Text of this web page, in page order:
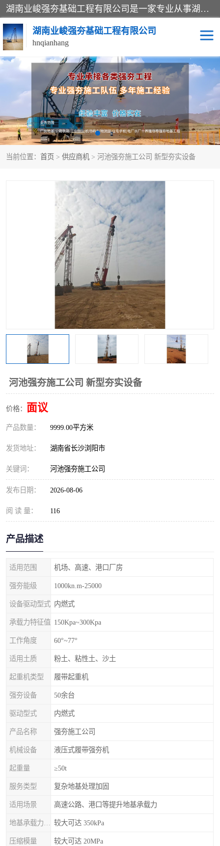
湖南业峻强夯基础工程有限公司是一家专业从事湖南强夯基础工程、强夯机租赁，地基处理的施工单位。业务覆盖：湖南、广东，江西等地。可承接1000KN.m-25000KN.m强夯（置换）工程。公司创始人是国内较早期从事强夯施工的建设者，经过多年的一步一个脚印的发展，在行业内具有较高的度和良好的口碑。
湖南业峻强夯基础工程有限公司
hnqianhang
当前位置： 首页 > 供应商机 > 河池强夯施工公司 新型夯实设备
河池强夯施工公司 新型夯实设备
价格： 面议
产品数量： 9999.00平方米
发货地址： 湖南省长沙浏阳市
关键词： 河池强夯施工公司
发布日期： 2026-08-06
阅 读 量： 116
产品描述
适用范围 机场、高速、港口厂房
强夯能级 1000kn.m-25000
设备驱动型式 内燃式
承载力特征值 150Kpa~300Kpa
工作角度 60°~77°
适用土质 粉土、粘性土、沙土
起重机类型 履带起重机
强夯设备 50余台
驱动型式 内燃式
产品名称 强夯施工公司
机械设备 液压式履带强夯机
起重量 ≥50t
服务类型 复杂地基处理加固
适用场景 高速公路、港口等提升地基承载力
较大可达 350kPa
压缩模量 较大可达 20MPa
强夯施工案例 强夯机租赁
强夯施工工程 强夯施工队伍
强夯队伍